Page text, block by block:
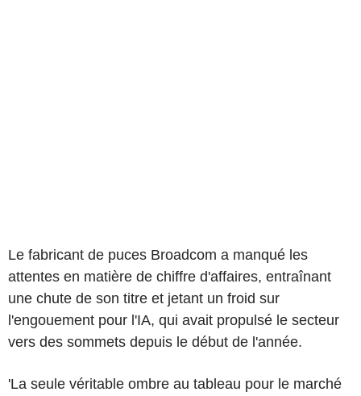
Le fabricant de puces Broadcom a manqué les
attentes en matière de chiffre d'affaires, entraînant
une chute de son titre et jetant un froid sur
l'engouement pour l'IA, qui avait propulsé le secteur
vers des sommets depuis le début de l'année.
'La seule véritable ombre au tableau pour le marché